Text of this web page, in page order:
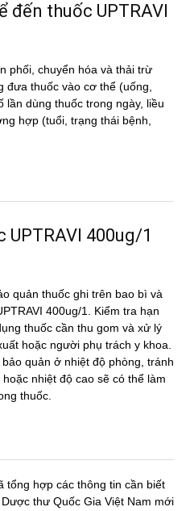
đến thuốc UPTRAVI
phối, chuyển hóa và thải trừ
đưa thuốc vào cơ thể (uống,
lần dùng thuốc trong ngày, liều
hợp (tuổi, trạng thái bệnh,
UPTRAVI 400ug/1
quản thuốc ghi trên bao bì và
400ug/1. Kiểm tra hạn
thuốc cần thu gom và xử lý
hoặc người phụ trách y khoa.
quản ở nhiệt độ phòng, tránh
nhiệt độ cao sẽ có thể làm
thuốc.
tổng hợp các thông tin cần biết
thư Quốc Gia Việt Nam mới